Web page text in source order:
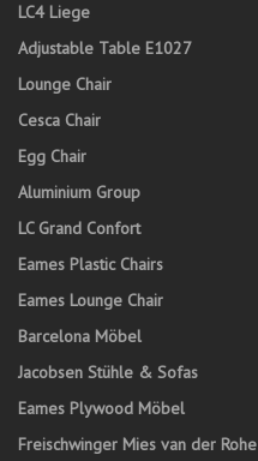
LC4 Liege
Adjustable Table E1027
Lounge Chair
Cesca Chair
Egg Chair
Aluminium Group
LC Grand Confort
Eames Plastic Chairs
Eames Lounge Chair
Barcelona Möbel
Jacobsen Stühle & Sofas
Eames Plywood Möbel
Freischwinger Mies van der Rohe